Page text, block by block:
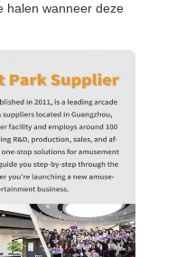
halen wanneer deze